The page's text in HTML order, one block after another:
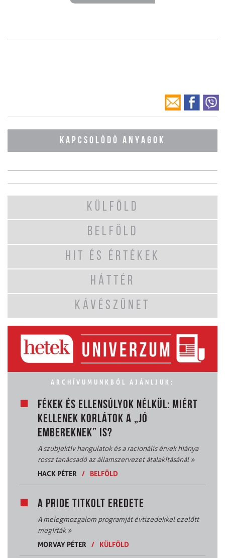
KAPCSOLÓDÓ ANYAGOK
KÜLFÖLD
BELFÖLD
HIT ÉS ÉRTÉKEK
HÁTTÉR
KÁVÉSZÜNET
ARCHÍVUMUNKBÓL AJÁNLJUK:
FÉKEK ÉS ELLENSÚLYOK NÉLKÜL: MIÉRT
KELLENEK KORLÁTOK A „JÓ
EMBEREKNEK” IS?
A szubjektív hangulatok és a racionális érvek hiánya
rossz tanácsadó az államszervezet átalakításánál»
HACK PÉTER
/ BELFÖLD
A PRIDE TITKOLT EREDETE
A melegmozgalom programját évtizedekkel ezelőtt
megírták»
MORVAY PÉTER
/ KÜLFÖLD